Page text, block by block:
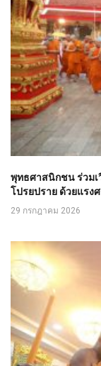
พุทธศาสนิกชน ร่วม
โปรยปราย ด้วยแรง
29 กรกฎาคม 2026